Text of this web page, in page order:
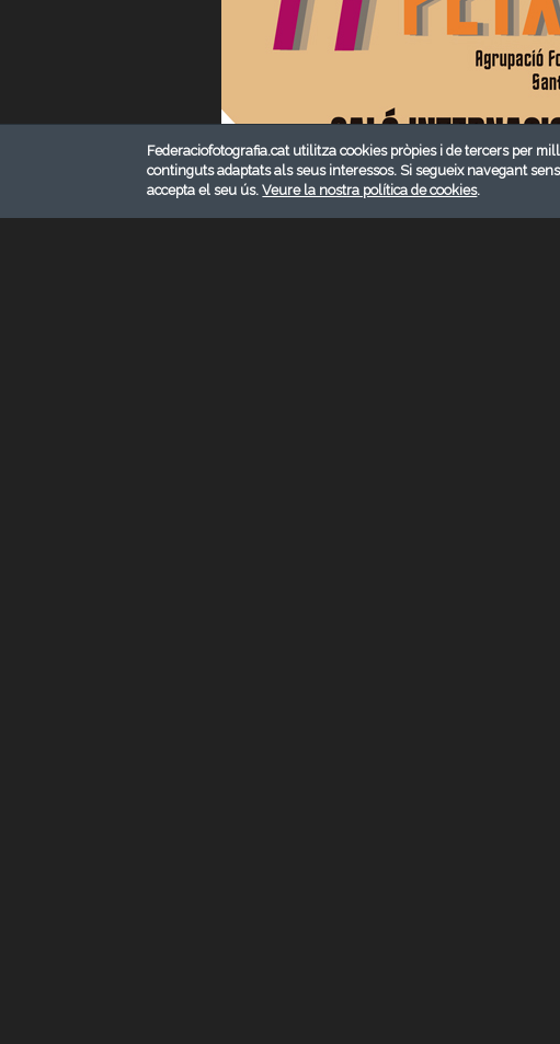
Federaciofotografia.cat utilitza cookies pròpies i de tercers per
continguts adaptats als seus interessos. Si segueix navegant
accepta el seu ús.Veure la nostra política de cookies.